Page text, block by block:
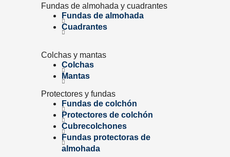
Fundas de almohada y cuadrantes
Fundas de almohada
Cuadrantes
Colchas y mantas
Colchas
Mantas
Protectores y fundas
Fundas de colchón
Protectores de colchón
Cubrecolchones
Fundas protectoras de
almohada